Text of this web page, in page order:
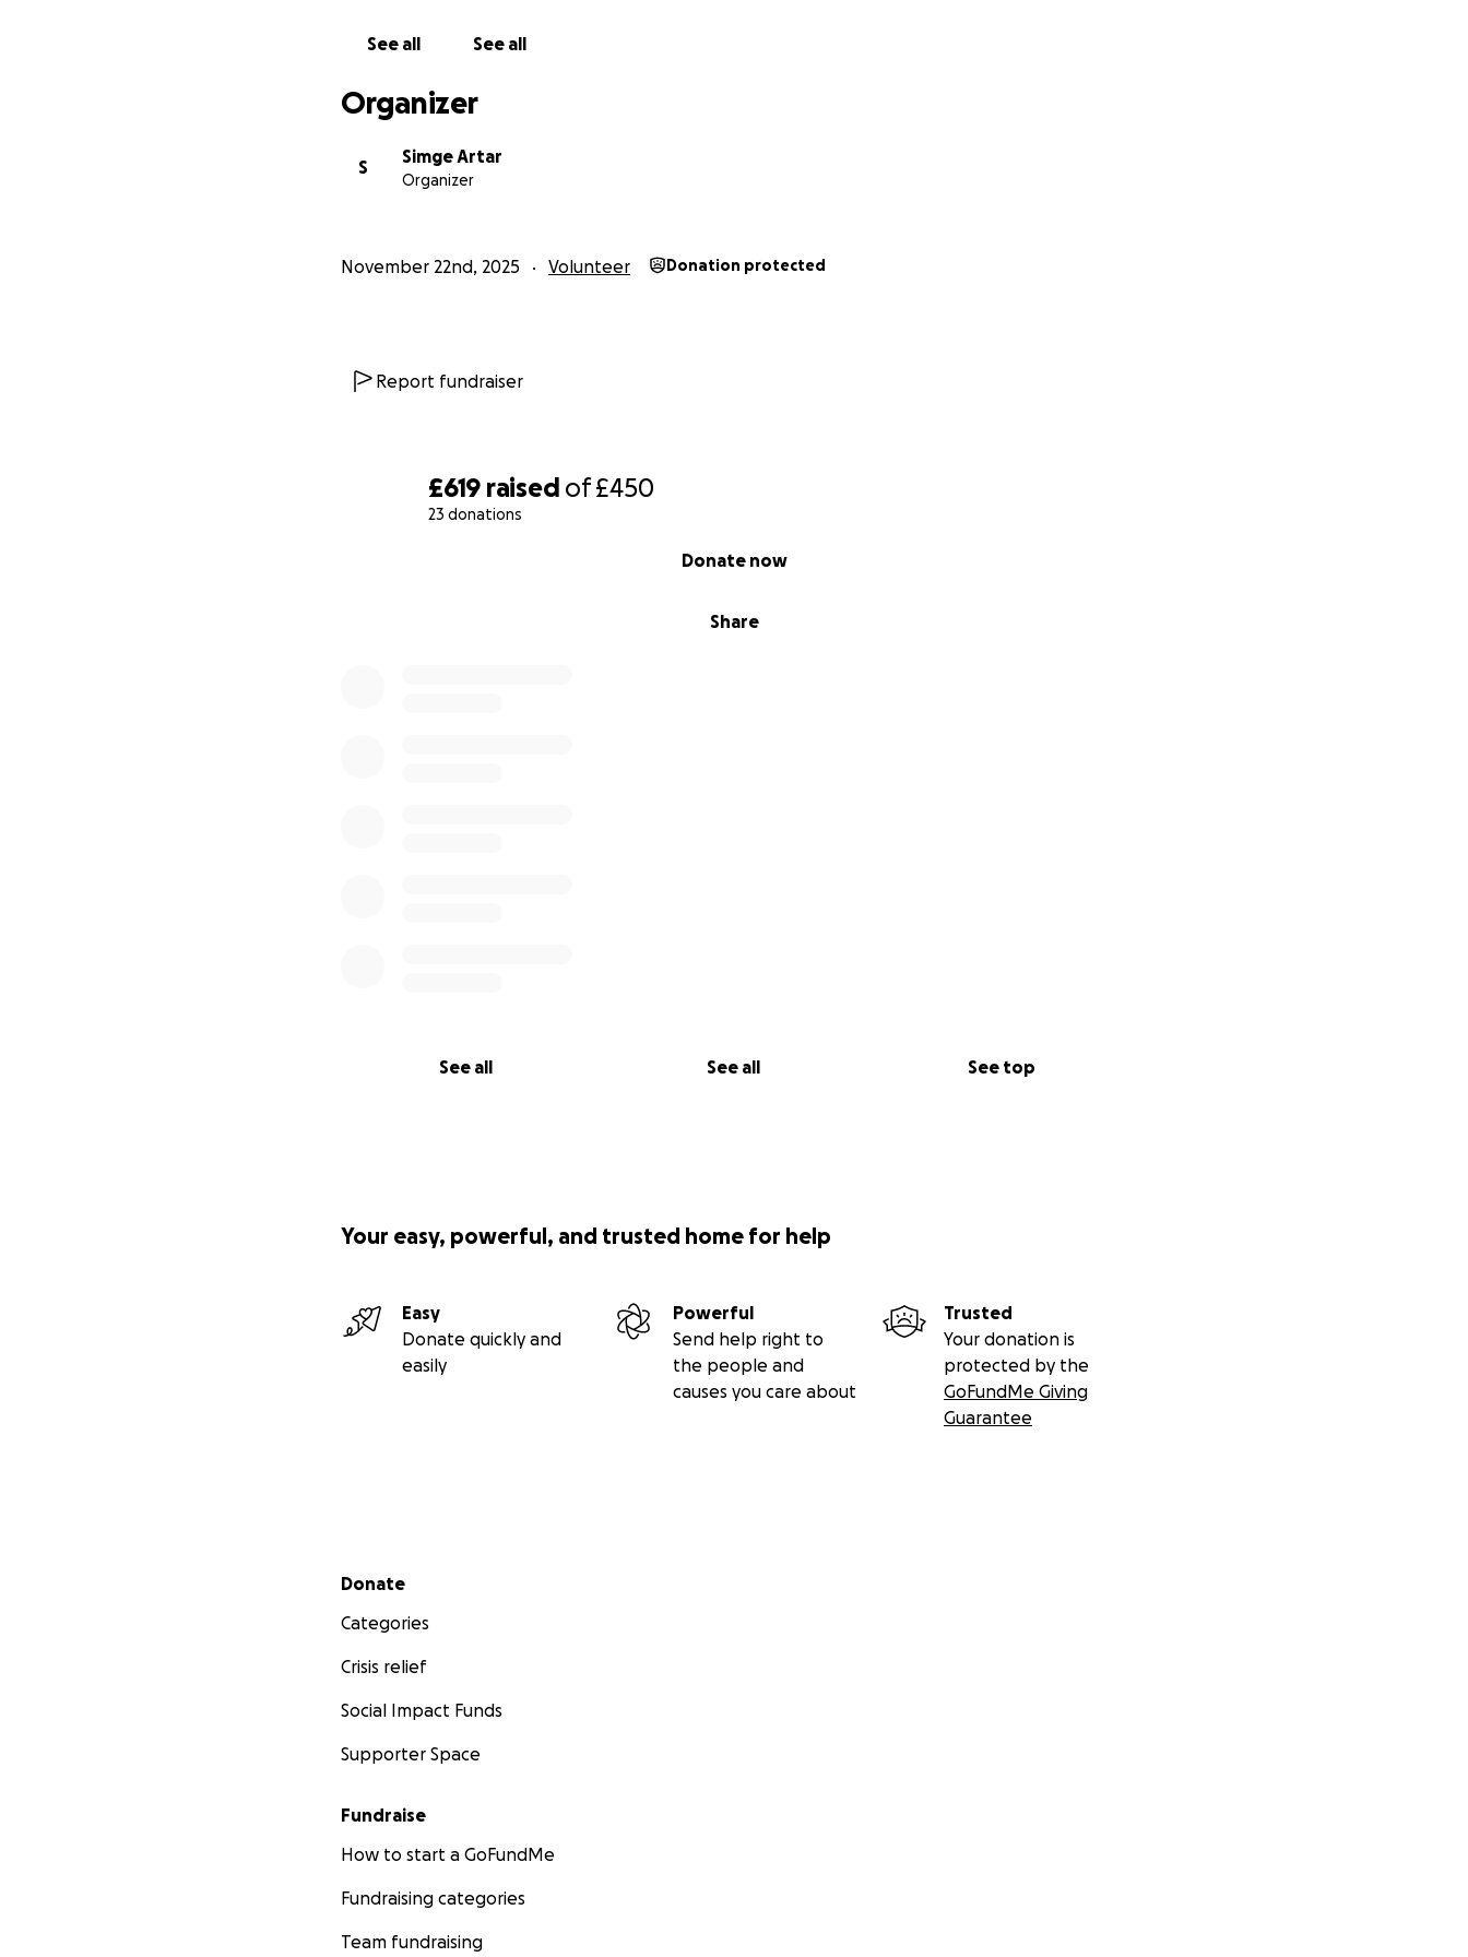
£619 raised of£450
23 donations
Share
Donate now
See all See all See top
See all See all
Organizer
S
Simge Artar
Organizer
November 22nd, 2025 Volunteer Donation protected
Report fundraiser
Your easy, powerful, and trusted home for help
Easy
Donate quickly and
easily
Powerful
Send help right to
the people and
causes you care about
Trusted
Your donation is
protected by the
GoFundMe Giving
Guarantee
Secondary menu
Donate
Categories
Crisis relief
Social Impact Funds
Supporter Space
Fundraise
How to start a GoFundMe
Fundraising categories
Team fundraising